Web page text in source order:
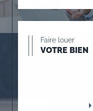
Faire louer
VOTRE BIEN